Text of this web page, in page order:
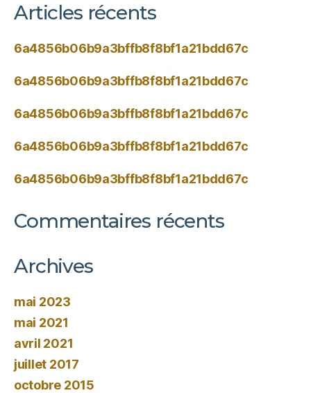
Articles récents
6a4856b06b9a3bffb8f8bf1a21bdd67c
6a4856b06b9a3bffb8f8bf1a21bdd67c
6a4856b06b9a3bffb8f8bf1a21bdd67c
6a4856b06b9a3bffb8f8bf1a21bdd67c
6a4856b06b9a3bffb8f8bf1a21bdd67c
Commentaires récents
Archives
mai 2023
mai 2021
avril 2021
juillet 2017
octobre 2015